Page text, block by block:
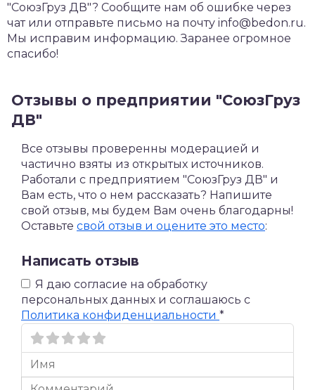
"СоюзГруз ДВ"? Сообщите нам об ошибке через
чат или отправьте письмо на почту info@bedon.ru.
Мы исправим информацию. Заранее огромное
спасибо!
Отзывы о предприятии "СоюзГруз
ДВ"
Все отзывы проверенны модерацией и
частично взяты из открытых источников.
Работали с предприятием "СоюзГруз ДВ" и
Вам есть, что о нем рассказать? Напишите
свой отзыв, мы будем Вам очень благодарны!
Оставьте свой отзыв и оцените это место:
Написать отзыв
Я даю согласие на обработку
персональных данных и соглашаюсь c
Политика конфиденциальности *